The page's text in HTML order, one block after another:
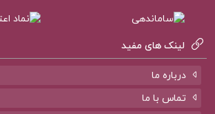
کتاب پیشنهادی پروژه کده
لینک های مفید
درباره ما
تماس با ما